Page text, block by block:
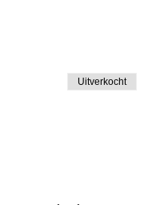
Uitverkocht